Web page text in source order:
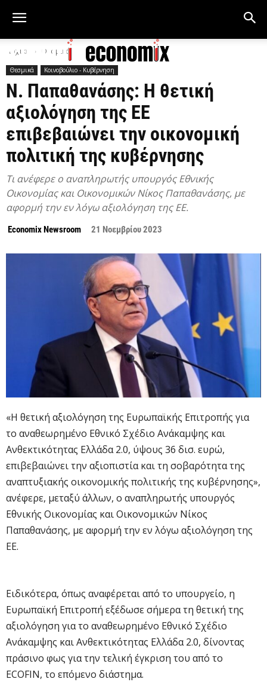
Αρχική Θεσμικά
Θεσμικά Κοινοβούλιο - Κυβέρνηση
Ν. Παπαθανάσης: Η θετική
αξιολόγηση της ΕΕ
επιβεβαιώνει την οικονομική
πολιτική της κυβέρνησης
Τι ανέφερε ο αναπληρωτής υπουργός Εθνικής
Οικονομίας και Οικονομικών Νίκος Παπαθανάσης, με
αφορμή την εν λόγω αξιολόγηση της ΕΕ.
Economix Newsroom 21 Νοεμβρίου 2023
«Η θετική αξιολόγηση της Ευρωπαϊκής Επιτροπής για
το αναθεωρημένο Εθνικό Σχέδιο Ανάκαμψης και
Ανθεκτικότητας Ελλάδα 2.0, ύψους 36 δισ. ευρώ,
επιβεβαιώνει την αξιοπιστία και τη σοβαρότητα της
αναπτυξιακής οικονομικής πολιτικής της κυβέρνησης»,
ανέφερε, μεταξύ άλλων, ο αναπληρωτής υπουργός
Εθνικής Οικονομίας και Οικονομικών Νίκος
Παπαθανάσης, με αφορμή την εν λόγω αξιολόγηση της
ΕΕ.
Ειδικότερα, όπως αναφέρεται από το υπουργείο, η
Ευρωπαϊκή Επιτροπή εξέδωσε σήμερα τη θετική της
αξιολόγηση για το αναθεωρημένο Εθνικό Σχέδιο
Ανάκαμψης και Ανθεκτικότητας Ελλάδα 2.0, δίνοντας
πράσινο φως για την τελική έγκριση του από το
ECOFIN, το επόμενο διάστημα.